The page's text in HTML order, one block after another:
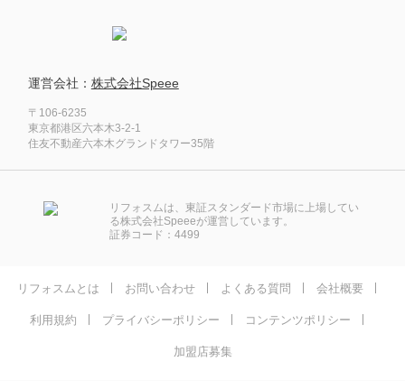
運営会社： 株式会社Speee
〒106-6235
東京都港区六本木3-2-1
住友不動産六本木グランドタワー35階
リフォスムは、東証スタンダード市場に上場してい
る株式会社Speeeが運営しています。
証券コード：4499
リフォスムとは お問い合わせ よくある質問 会社概要
利用規約 プライバシーポリシー コンテンツポリシー
加盟店募集